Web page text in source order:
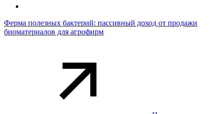
Ферма полезных бактерий: пассивный доход от продажи
биоматериалов для агрофирм